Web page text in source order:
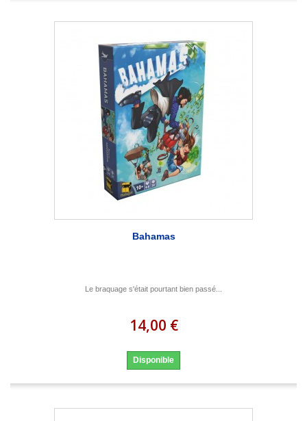
Bahamas
Le braquage s'était pourtant bien passé...
14,00 €
Disponible